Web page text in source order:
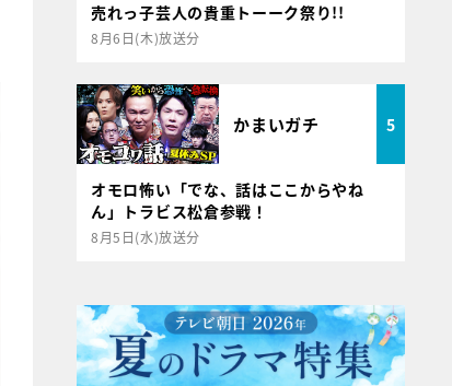
売れっ子芸人の貴重トーーク祭り!!
8月6日(木)放送分
かまいガチ 5
オモロ怖い「でな、話はここからやね
ん」トラビス松倉参戦！
8月5日(水)放送分